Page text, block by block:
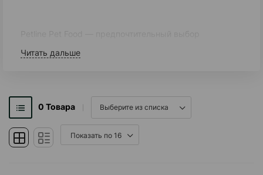
для владельцев домашних животных, которые
производством. технологии и предлагает
широкий ассортимент продукции, способной
удовлетворить различные потребности наших
маленьких друзей на каждом этапе их жизни.
Читать дальше
0 Товара